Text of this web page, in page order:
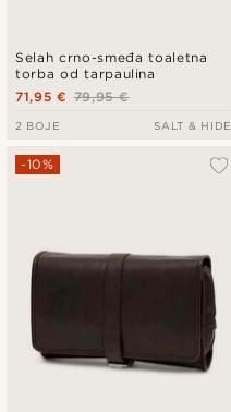
Selah crno-smeđa toaletna
torba od tarpaulina
79,95 €
71,95 €
2 BOJE SALT & HIDE
-10%